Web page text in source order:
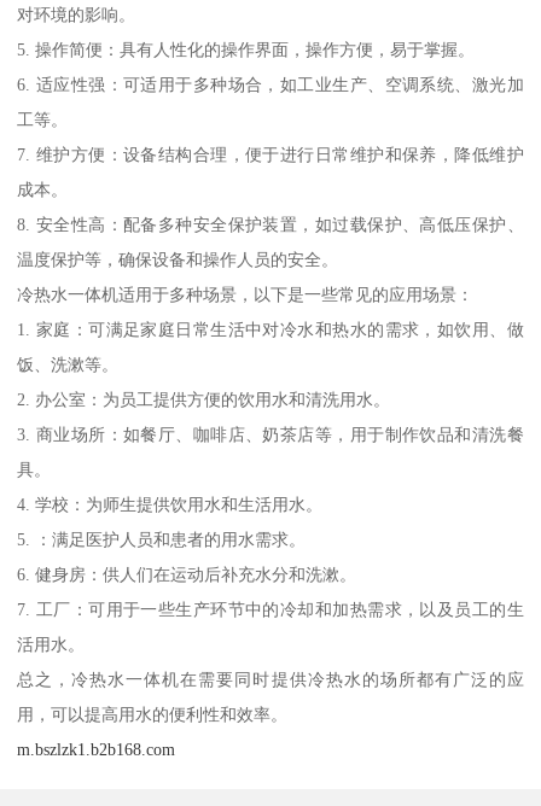
对环境的影响。
5. 操作简便：具有人性化的操作界面，操作方便，易于掌握。
6. 适应性强：可适用于多种场合，如工业生产、空调系统、激光加
工等。
7. 维护方便：设备结构合理，便于进行日常维护和保养，降低维护
成本。
8. 安全性高：配备多种安全保护装置，如过载保护、高低压保护、
温度保护等，确保设备和操作人员的安全。
冷热水一体机适用于多种场景，以下是一些常见的应用场景：
1. 家庭：可满足家庭日常生活中对冷水和热水的需求，如饮用、做
饭、洗漱等。
2. 办公室：为员工提供方便的饮用水和清洗用水。
3. 商业场所：如餐厅、咖啡店、奶茶店等，用于制作饮品和清洗餐
具。
4. 学校：为师生提供饮用水和生活用水。
5. ：满足医护人员和患者的用水需求。
6. 健身房：供人们在运动后补充水分和洗漱。
7. 工厂：可用于一些生产环节中的冷却和加热需求，以及员工的生
活用水。
总之，冷热水一体机在需要同时提供冷热水的场所都有广泛的应
用，可以提高用水的便利性和效率。
m.bszlzk1.b2b168.com